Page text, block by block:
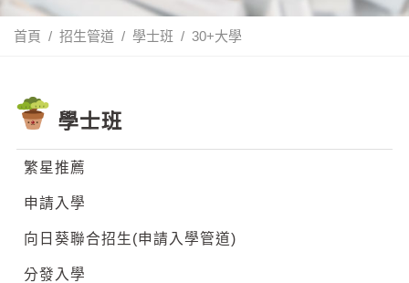
首頁 招生管道 學士班 30+大學
學士班
繁星推薦
申請入學
向日葵聯合招生(申請入學管道)
分發入學